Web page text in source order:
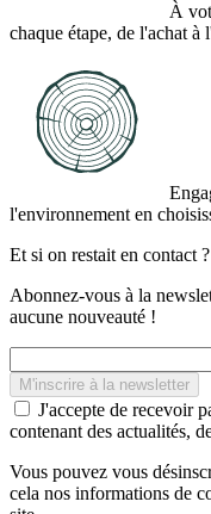
À
chaque étape, de l'achat
l'environnement en
Et si on restait en contact ?
Abonnez-vous à la
aucune nouveauté !
J'accepte de recevoir
contenant des actualités,
Vous pouvez vous
cela nos informations de